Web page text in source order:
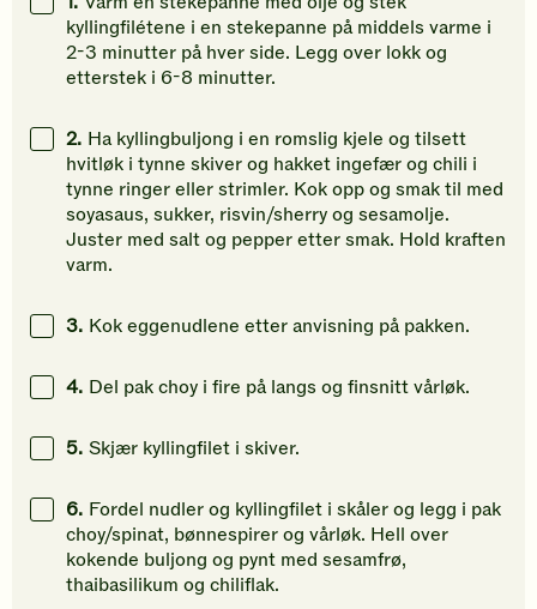
din
vurdering.
din
vurdering.
kyllingfilétene i en stekepanne på middels varme i
2-3 minutter på hver side. Legg over lokk og
etterstek i 6-8 minutter.
2. Ha kyllingbuljong i en romslig kjele og tilsett
hvitløk i tynne skiver og hakket ingefær og chili i
tynne ringer eller strimler. Kok opp og smak til med
soyasaus, sukker, risvin/sherry og sesamolje.
Juster med salt og pepper etter smak. Hold kraften
varm.
3. Kok eggenudlene etter anvisning på pakken.
4. Del pak choy i fire på langs og finsnitt vårløk.
5. Skjær kyllingfilet i skiver.
6. Fordel nudler og kyllingfilet i skåler og legg i pak
choy/spinat, bønnespirer og vårløk. Hell over
kokende buljong og pynt med sesamfrø,
thaibasilikum og chiliflak.